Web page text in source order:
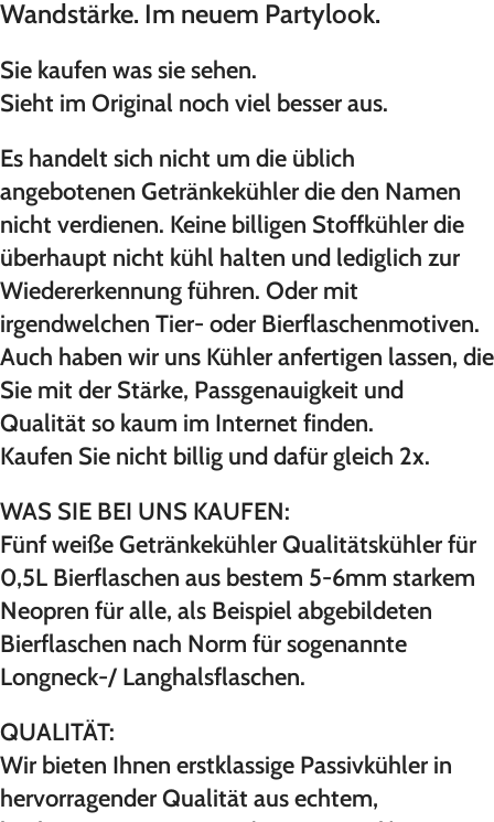
Wandstärke. Im neuem Partylook.
Sie kaufen was sie sehen.
Sieht im Original noch viel besser aus.
Es handelt sich nicht um die üblich
angebotenen Getränkekühler die den Namen
nicht verdienen. Keine billigen Stoffkühler die
überhaupt nicht kühl halten und lediglich zur
Wiedererkennung führen. Oder mit
irgendwelchen Tier- oder Bierflaschenmotiven.
Auch haben wir uns Kühler anfertigen lassen, die
Sie mit der Stärke, Passgenauigkeit und
Qualität so kaum im Internet finden.
Kaufen Sie nicht billig und dafür gleich 2x.
WAS SIE BEI UNS KAUFEN:
Fünf weiße Getränkekühler Qualitätskühler für
0,5L Bierflaschen aus bestem 5-6mm starkem
Neopren für alle, als Beispiel abgebildeten
Bierflaschen nach Norm für sogenannte
Longneck-/ Langhalsflaschen.
QUALITÄT:
Wir bieten Ihnen erstklassige Passivkühler in
hervorragender Qualität aus echtem,